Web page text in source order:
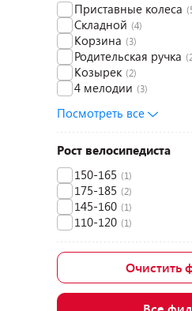
Приставные колеса
Складной (4)
Корзина (3)
Родительская ручка
Козырек (2)
4 мелодии (3)
Посмотреть все
Рост велосипедиста
150-165 (1)
175-185 (2)
145-160 (1)
110-120 (1)
Очистить